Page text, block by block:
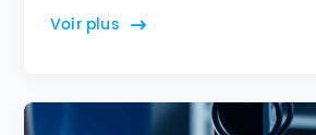
Voir plus